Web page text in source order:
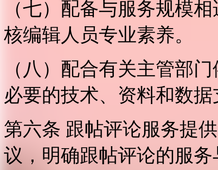
（七）配备与服务规模
核编辑人员专业素养。
（八）配合有关主管部
必要的技术、资料和数
第六条 跟帖评论服务提
议，明确跟帖评论的服